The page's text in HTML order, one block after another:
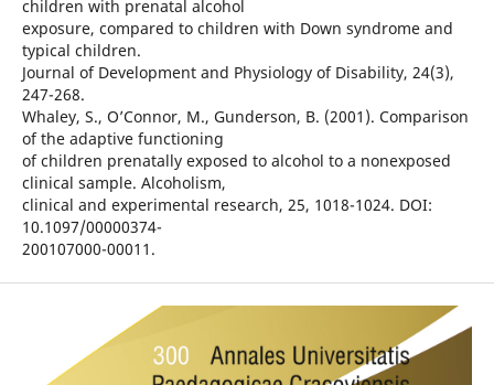
children with prenatal alcohol
exposure, compared to children with Down syndrome and
typical children.
Journal of Development and Physiology of Disability, 24(3),
247-268.
Whaley, S., O’Connor, M., Gunderson, B. (2001). Comparison
of the adaptive functioning
of children prenatally exposed to alcohol to a nonexposed
clinical sample. Alcoholism,
clinical and experimental research, 25, 1018-1024. DOI:
10.1097/00000374-
200107000-00011.